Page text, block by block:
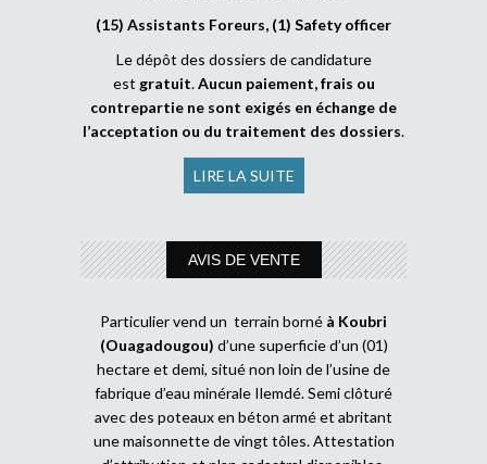
(15) Assistants Foreurs, (1) Safety officer
Le dépôt des dossiers de candidature
est gratuit.Aucun paiement, frais ou
contrepartie ne sont exigés en échange de
l’acceptation ou du traitement des dossiers.
LIRE LA SUITE
AVIS DE VENTE
Particulier vend un terrain borné à Koubri
(Ouagadougou) d’une superficie d’un (01)
hectare et demi, situé non loin de l’usine de
fabrique d’eau minérale Ilemdé. Semi clôturé
avec des poteaux en béton armé et abritant
une maisonnette de vingt tôles. Attestation